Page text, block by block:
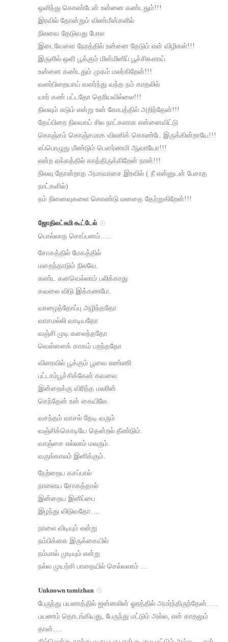
ஒளிந்து கொண்டேன் உன்னை கண்டதும்!!!
இரவில் தோன்றும் விண்மீன்களில்
நிலவை தேடுவது போல
இடைவேளை நேரத்தில் உன்னை தேடும் என் விழிகள்!!!
இருளில் ஒளி பூக்கும் மின்மினிப் பூச்சிகளாய்
உன்னை கண்டதும் முகம் மலர்கிறேன்!!!
வளர்பிறையாய் வளர்ந்து வந்த நம் காதலில்
யார் கண் பட்டதோ தெரியவில்லை!!!
நிலவும் சுடும் என்று உன் கோபத்தில் அறிந்தேன்!!!
தேய்பிறை நிலவாய் சில நாட்களாக என்னைவிட்டு
கொஞ்சம் கொஞ்சமாக விலகிக் கொண்டே இருக்கின்றாயே!!!
எப்பொழுது மீண்டும் பௌர்ணமி ஆவாயோ!!!
என்ற ஏக்கத்தில் காத்திருக்கிறேன் நான்!!!
நிலவு தோன்றாத அமாவாசை இரவில் ( நீ என்னுடன் பேசாத
நாட்களில்)
நம் நினைவுகளை கொண்டு மனதை தேற்றுகிறேன்!!!
ஜோதிலட்சுமி கூட்டேல்
பொல்லாத சொப்பனம்…..
சோகத்தில் மேகத்தில்
மறைந்தாடும் நிலவே.
கண்ட கனவெல்லாம் பலிக்காது
கவலை விடு இக்கணமே.
வாழைத்தோப்பு அழிந்ததோ
வாசமல்லி வாடியதோ
வஞ்சி முடி கலைந்ததோ
வெள்ளைக் காகம் பறந்ததோ
விரைவில் பூக்கும் பூவை எண்ணி
பட்டாம்பூச்சிக்கேன் கவலை.
இன்றைக்கு விரிந்த மலரின்
செந்தேன் உன் கையிலே.
வசந்தம் வாசல் தேடி வரும்
வஞ்சிக்கொடியே தென்றல் தீண்டும்.
வாஞ்சை எல்லாம் மலரும்.
வருங்காலம் இனிக்கும்.
நேற்றைய கசப்பால்
நாளைய சோகத்தால்
இன்றைய இனிப்பை
இழந்து விடுவதோ….
நாலை விடியும் என்று
நம்பிக்கை இருக்கையில்
நம்மால் முடியும் என்று
நல்ல முயற்சி பாதையில் செல்லலாம் ‌…
Unknown tamizhan
பேருந்து பயணத்தில் ஜன்னலின் ஓரத்தில் அமர்ந்திருந்தேன்…..
பயணம் தொடங்கியது, பேருந்து மட்டும் அல்ல, என் காதலும்
தான்….